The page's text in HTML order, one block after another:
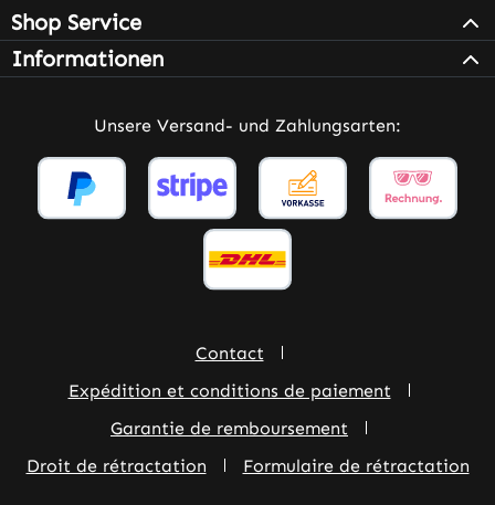
Shop Service
Informationen
Unsere Versand- und Zahlungsarten:
Contact
Expédition et conditions de paiement
Garantie de remboursement
Droit de rétractation
Formulaire de rétractation